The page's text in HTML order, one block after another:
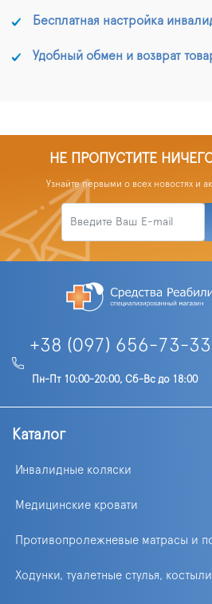
Бесплатная настройка
Удобный обмен и возврат
НЕ ПРОПУСТИТЕ
Узнайте первыми о всех новостях и
+38 (097) 656-73-33
Пн-Пт 10:00-20:00, Сб-Вс до 18:00
Каталог
Инвалидные коляски
Медицинские кровати
Противопролежневые матрасы и
Ходунки, туалетные стулья,